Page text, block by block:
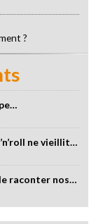
?
ne vieillit…
raconter nos…